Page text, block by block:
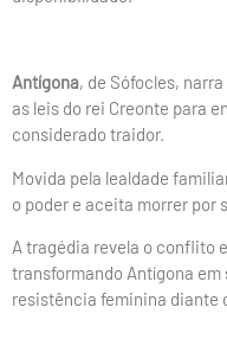
Antígona, de Sófocles,
as leis do rei Creonte para
considerado traidor.
Movida pela lealdade
o poder e aceita morrer por
A tragédia revela o conflito
transformando Antígona
resistência feminina diante